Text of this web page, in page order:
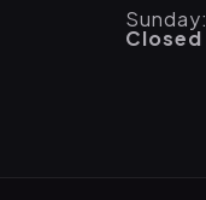
Sunday:
Closed